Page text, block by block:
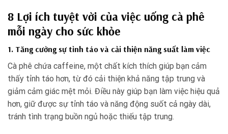
8 Lợi ích tuyệt vời của việc uống cà phê
mỗi ngày cho sức khỏe
1. Tăng cường sự tỉnh táo và cải thiện năng suất làm việc
Cà phê chứa caffeine, một chất kích thích giúp bạn cảm
thấy tỉnh táo hơn, từ đó cải thiện khả năng tập trung và
giảm cảm giác mệt mỏi. Điều này giúp bạn làm việc hiệu quả
hơn, giữ được sự tỉnh táo và năng động suốt cả ngày dài,
tránh tình trạng buồn ngủ hoặc thiếu tập trung.